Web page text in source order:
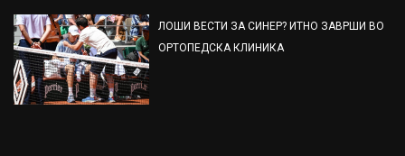
ЛОШИ ВЕСТИ ЗА СИНЕР? ИТНО ЗАВРШИ ВО
ОРТОПЕДСКА КЛИНИКА